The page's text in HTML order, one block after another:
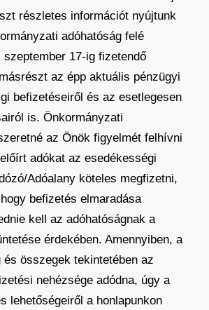
részletes információt nyújtunk
adóhatóság felé
szeptember 17-ig fizetendő
az épp aktuális pénzügyi
befizetéseiről és az esetlegesen
is. Önkormányzati
az Önök figyelmét felhívni
adókat az esedékességi
Adóalany köteles megfizetni,
befizetés elmaradása
kell az adóhatóságnak a
érdekében. Amennyiben, a
és összegek tekintetében az
nehézsége adódna, úgy a
lehetőségeiről a honlapunkon